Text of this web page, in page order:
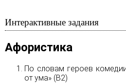
Интерактивные задания
Афористика
По словам героев
от ума» (В2)